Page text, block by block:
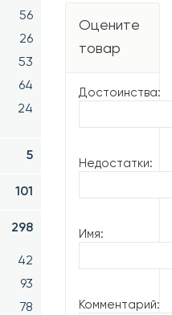
56
26
53
64
24
5
101
298
42
93
78
Оцените
товар
Достоинства:
Недостатки:
Имя:
Комментарий: